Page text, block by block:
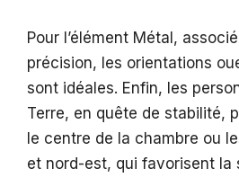
Pour l’élément Métal,
précision, les orientations
sont idéales. Enfin, les
Terre, en quête de stabilité,
le centre de la chambre ou
et nord-est, qui favorisent la